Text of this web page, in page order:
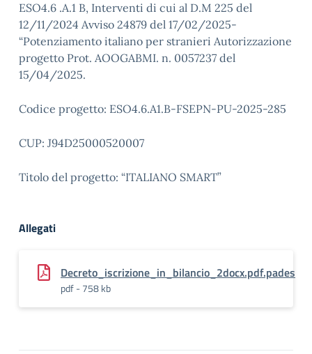
ESO4.6 .A.1 B, Interventi di cui al D.M 225 del
12/11/2024 Avviso 24879 del 17/02/2025-
“Potenziamento italiano per stranieri Autorizzazione
progetto Prot. AOOGABMI. n. 0057237 del
15/04/2025.
Codice progetto: ESO4.6.A1.B-FSEPN-PU-2025-285
CUP: J94D25000520007
Titolo del progetto: “ITALIANO SMART”
Allegati
Decreto_iscrizione_in_bilancio_2docx.pdf.pades
pdf - 758 kb